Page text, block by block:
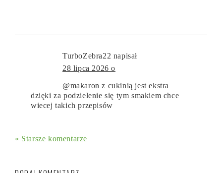
TurboZebra22 napisał
28 lipca 2026 o
@makaron z cukinią jest ekstra
dzięki za podzielenie się tym smakiem chce
wiecej takich przepisów
« Starsze komentarze